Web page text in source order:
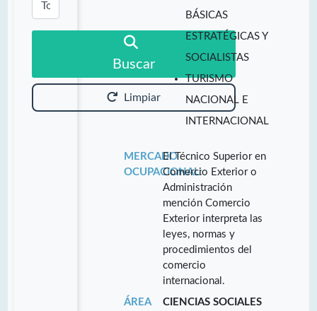
Buscar
Limpiar
BÁSICAS
ESTRATÉGICAS Y
SOCIALISTAS
TURISMO
NACIONAL E
INTERNACIONAL
MERCADO
OCUPACIONAL:
El Técnico Superior en
Comercio Exterior o
Administración
mención Comercio
Exterior interpreta las
leyes, normas y
procedimientos del
comercio
internacional.
ÁREA
CIENCIAS SOCIALES